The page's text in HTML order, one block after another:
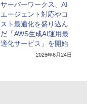
サーバーワークス、AI
エージェント対応やコ
スト最適化を盛り込ん
だ「AWS生成AI運用最
適化サービス」を開始
2026年6月24日